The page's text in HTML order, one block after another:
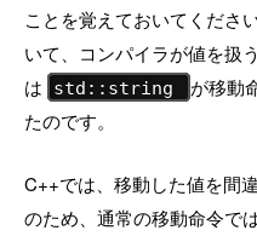
ことを覚えておいてくださ
いて、コンパイラが値を扱
は
std::string
が移動
たのです。
C++では、移動した値を間
のため、通常の移動命令で